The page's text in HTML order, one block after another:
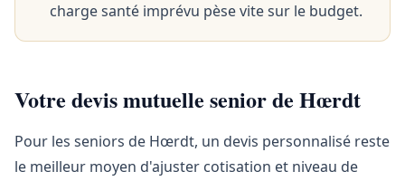
charge santé imprévu pèse vite sur le budget.
Votre devis mutuelle senior de Hœrdt
Pour les seniors de Hœrdt, un devis personnalisé reste
le meilleur moyen d'ajuster cotisation et niveau de